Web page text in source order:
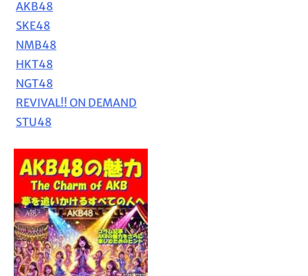
AKB48
SKE48
NMB48
HKT48
NGT48
REVIVAL!! ON DEMAND
STU48